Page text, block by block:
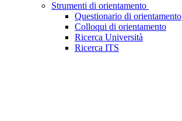
Strumenti di orientamento
Questionario di orientamento
Colloqui di orientamento
Ricerca Università
Ricerca ITS